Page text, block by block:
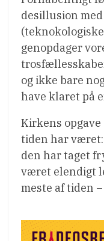
desillusion
genopdager
og ikke bare
have klaret på
Kirkens opgave
tiden har været:
den har taget
været elendigt
meste af tiden